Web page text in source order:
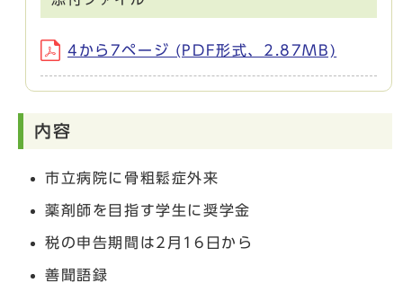
4から7ページ (PDF形式、2.87MB)
内容
市立病院に骨粗鬆症外来
薬剤師を目指す学生に奨学金
税の申告期間は2月16日から
善聞語録